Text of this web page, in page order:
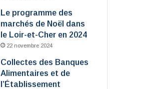
Le programme des
marchés de Noël dans
le Loir-et-Cher en 2024
22 novembre 2024
Collectes des Banques
Alimentaires et de
l’Établissement